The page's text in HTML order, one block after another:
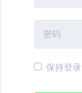
保持登录